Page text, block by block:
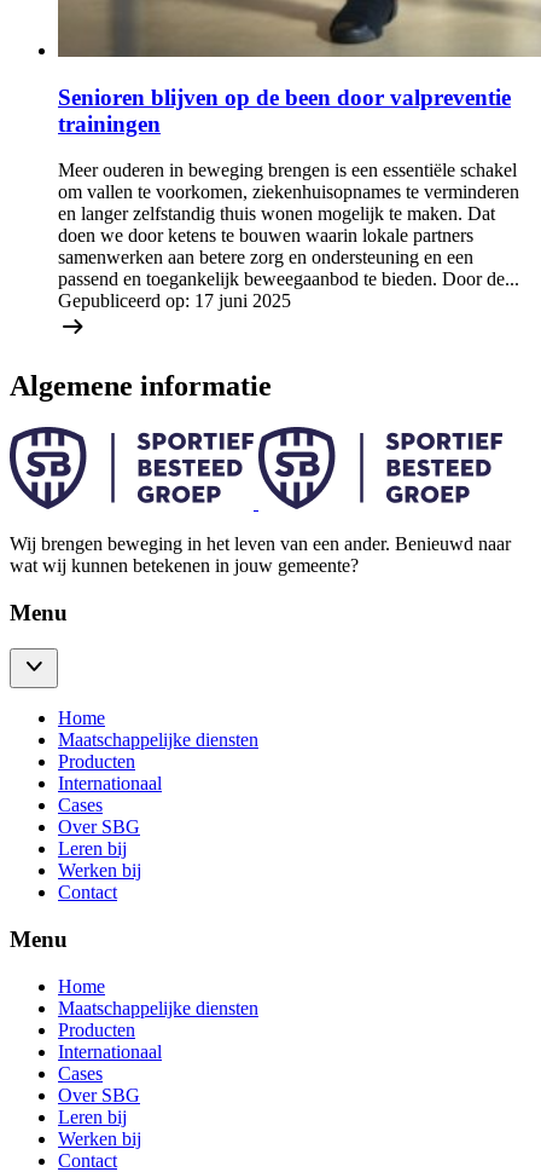
Senioren blijven op de been door valpreventie
trainingen
Meer ouderen in beweging brengen is een essentiële schakel
om vallen te voorkomen, ziekenhuisopnames te verminderen
en langer zelfstandig thuis wonen mogelijk te maken. Dat
doen we door ketens te bouwen waarin lokale partners
samenwerken aan betere zorg en ondersteuning en een
passend en toegankelijk beweegaanbod te bieden. Door de...
Gepubliceerd op: 17 juni 2025
Algemene informatie
Wij brengen beweging in het leven van een ander. Benieuwd naar
wat wij kunnen betekenen in jouw gemeente?
Menu
Home
Maatschappelijke diensten
Producten
Internationaal
Cases
Over SBG
Leren bij
Werken bij
Contact
Menu
Home
Maatschappelijke diensten
Producten
Internationaal
Cases
Over SBG
Leren bij
Werken bij
Contact